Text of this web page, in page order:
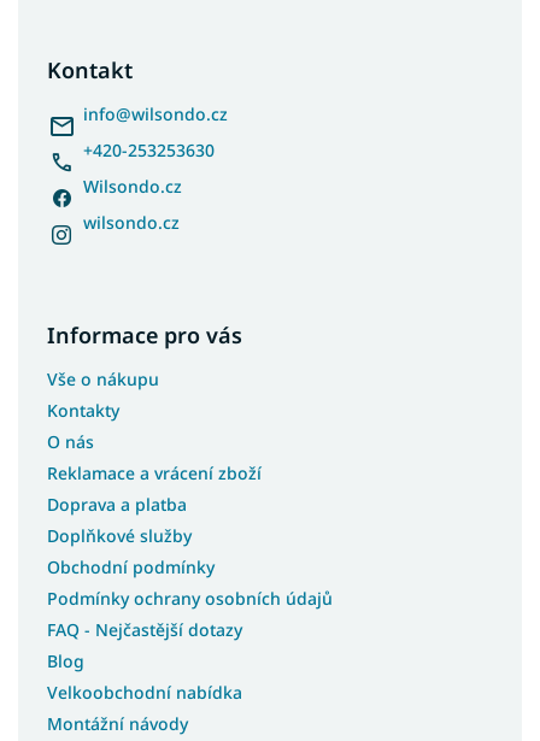
Kontakt
info@wilsondo.cz
+420-253253630
Wilsondo.cz
wilsondo.cz
Informace pro vás
Vše o nákupu
Kontakty
O nás
Reklamace a vrácení zboží
Doprava a platba
Doplňkové služby
Obchodní podmínky
Podmínky ochrany osobních údajů
FAQ - Nejčastější dotazy
Blog
Velkoobchodní nabídka
Montážní návody